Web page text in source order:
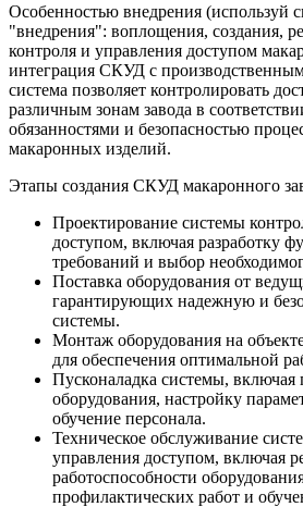
Особенностью внедрения (используй
"внедрения": воплощения, создания,
контроля и управления доступом
интеграция СКУД с
система позволяет контролировать
различным зонам завода в
обязанностями и безопасностью
макаронных изделий.
Этапы создания СКУД макаронного
Проектирование системы
доступом, включая разработку
требований и выбор
Поставка оборудования от
гарантирующих надежную и
системы.
Монтаж оборудования на
для обеспечения оптимальной
Пусконаладка системы, включая
оборудования, настройку
обучение персонала.
Техническое обслуживание
управления доступом, включая
работоспособности
профилактических работ и